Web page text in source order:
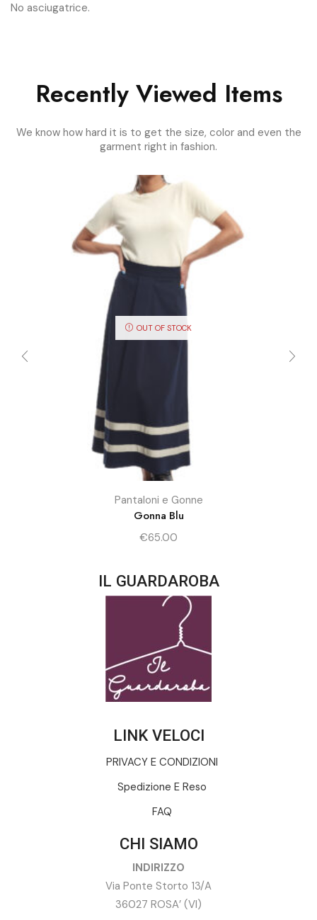
No asciugatrice.
Recently Viewed Items
We know how hard it is to get the size, color and even the
garment right in fashion.
OUT OF STOCK
Pantaloni e Gonne
Gonna Blu
€65.00
IL GUARDAROBA
LINK VELOCI
PRIVACY E CONDIZIONI
Spedizione E Reso
FAQ
CHI SIAMO
INDIRIZZO
Via Ponte Storto 13/A
36027 ROSA’ (VI)